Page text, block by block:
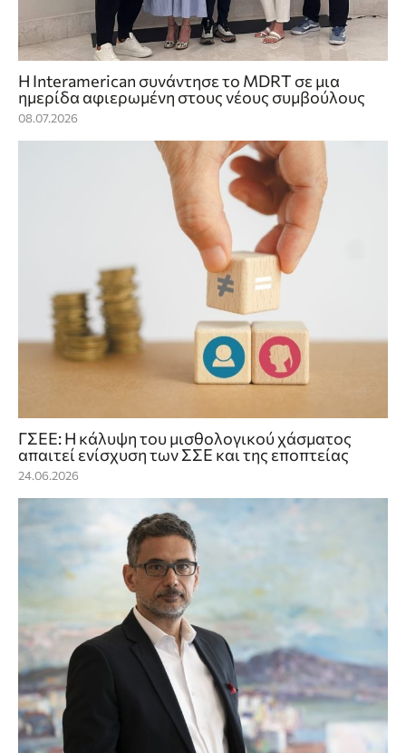
Η Interamerican συνάντησε το MDRT σε μια
ημερίδα αφιερωμένη στους νέους συμβούλους
08.07.2026
ΓΣΕΕ: Η κάλυψη του μισθολογικού χάσματος
απαιτεί ενίσχυση των ΣΣΕ και της εποπτείας
24.06.2026